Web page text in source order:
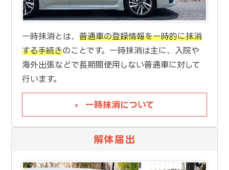
一時抹消とは、 普通車の登録情報を一時的に抹消
する手続きのことです。一時抹消は主に、入院や
海外出張などで長期間使用しない普通車に対して
行います。
一時抹消について
解体届出